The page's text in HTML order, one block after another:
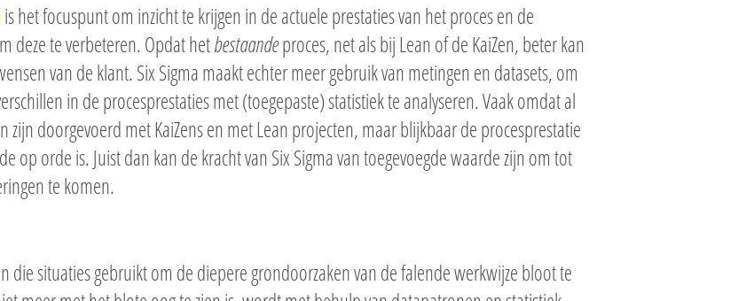
is het focuspunt om inzicht te krijgen in de actuele prestaties van het proces en de
deze te verbeteren. Opdat hetbestaandeproces, net als bij Lean of de KaiZen, beter kan
van de klant. Six Sigma maakt echter meer gebruik van metingen en datasets, om
in de procesprestaties met (toegepaste) statistiek te analyseren. Vaak omdat al
zijn doorgevoerd met KaiZens en met Lean projecten, maar blijkbaar de procesprestatie
op orde is. Juist dan kan de kracht van Six Sigma van toegevoegde waarde zijn om tot
te komen.
die situaties gebruikt om de diepere grondoorzaken van de falende werkwijze bloot te